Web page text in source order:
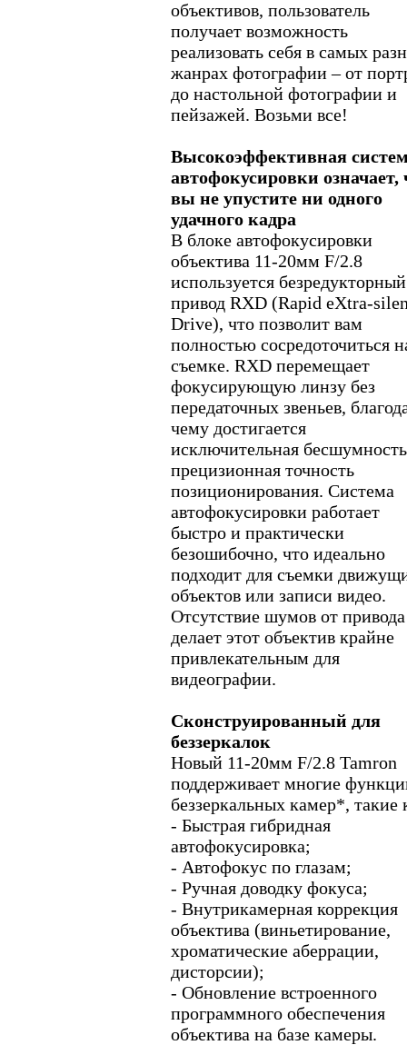
объективов, пользователь
получает возможность
реализовать себя в самых
жанрах фотографии – от
до настольной фотографии и
пейзажей. Возьми все!
Высокоэффективная
автофокусировки означает,
вы не упустите ни одного
удачного кадра
В блоке автофокусировки
объектива 11-20мм F/2.8
используется безредукторный
привод RXD (Rapid eXtra-
Drive), что позволит вам
полностью сосредоточиться
съемке. RXD перемещает
фокусирующую линзу без
передаточных звеньев,
чему достигается
исключительная
прецизионная точность
позиционирования. Система
автофокусировки работает
быстро и практически
безошибочно, что идеально
подходит для съемки
объектов или записи видео.
Отсутствие шумов от привода
делает этот объектив крайне
привлекательным для
видеографии.
Сконструированный для
беззеркалок
Новый 11-20мм F/2.8 Tamron
поддерживает многие
беззеркальных камер*, такие
- Быстрая гибридная
автофокусировка;
- Автофокус по глазам;
- Ручная доводку фокуса;
- Внутрикамерная коррекция
объектива (виньетирование,
хроматические аберрации,
дисторсии);
- Обновление встроенного
программного обеспечения
объектива на базе камеры.